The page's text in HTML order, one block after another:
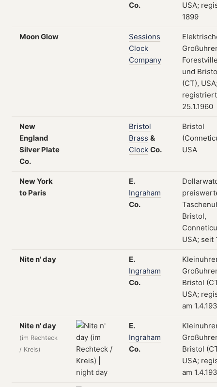
Co.
USA;
1899
Moon Glow
Sessions
Clock
Company
und
(CT),
25.1.1960
New
England
Silver Plate
Co.
Bristol
Brass &
Clock Co.
Bristol
USA
New York
to Paris
E.
Ingraham
Co.
Bristol,
USA; seit
Nite n' day
E.
Ingraham
Co.
Bristol
USA;
am
Nite n' day
(im Rechteck
/ Kreis)
E.
Ingraham
Co.
Bristol
USA;
am